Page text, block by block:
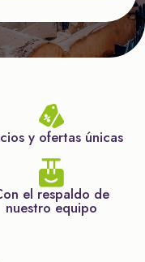
y ofertas únicas
el respaldo de
nuestro equipo